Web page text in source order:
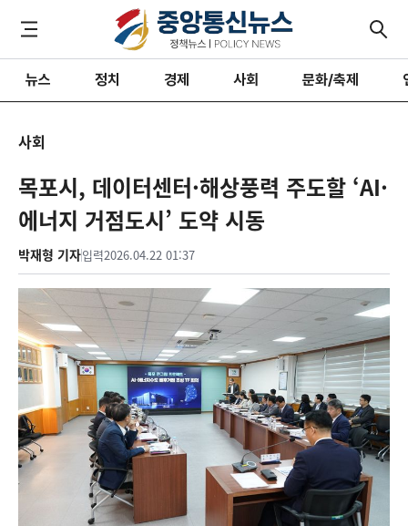
뉴스 정치 경제 사회 문화/축제
사회
목포시, 데이터센터·해상풍력 주도할 ‘AI·
에너지 거점도시’ 도약 시동
박재형 기자입력2026.04.22 01:37